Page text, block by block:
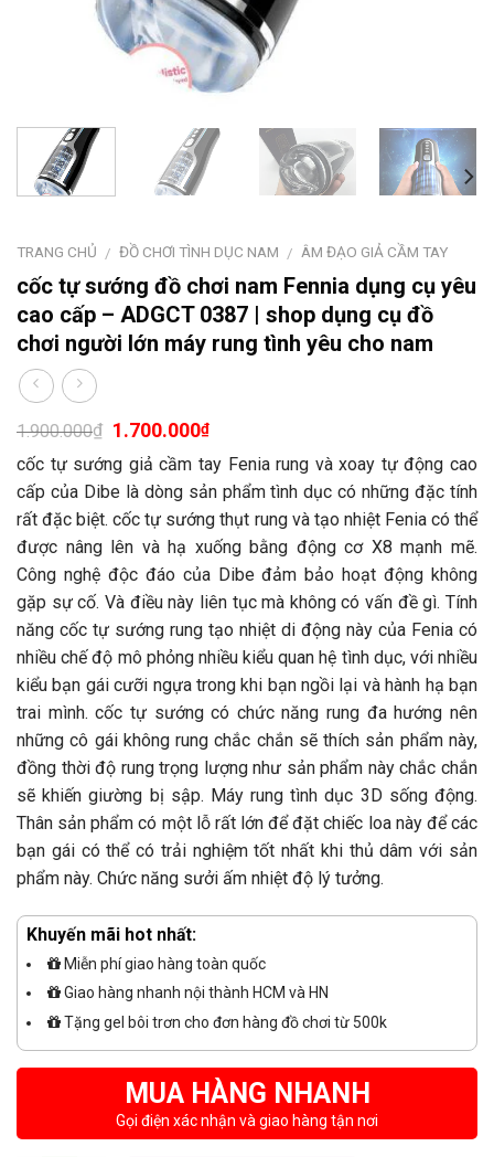
TRANG CHỦ / ĐỒ CHƠI TÌNH DỤC NAM / ÂM ĐẠO GIẢ CẦM TAY
cốc tự sướng đồ chơi nam Fennia dụng cụ yêu
cao cấp – ADGCT 0387 | shop dụng cụ đồ
chơi người lớn máy rung tình yêu cho nam
1.900.000₫ 1.700.000₫
cốc tự sướng giả cầm tay Fenia rung và xoay tự động cao
cấp của Dibe là dòng sản phẩm tình dục có những đặc tính
rất đặc biệt. cốc tự sướng thụt rung và tạo nhiệt Fenia có thể
được nâng lên và hạ xuống bằng động cơ X8 mạnh mẽ.
Công nghệ độc đáo của Dibe đảm bảo hoạt động không
gặp sự cố. Và điều này liên tục mà không có vấn đề gì. Tính
năng cốc tự sướng rung tạo nhiệt di động này của Fenia có
nhiều chế độ mô phỏng nhiều kiểu quan hệ tình dục, với nhiều
kiểu bạn gái cưỡi ngựa trong khi bạn ngồi lại và hành hạ bạn
trai mình. cốc tự sướng có chức năng rung đa hướng nên
những cô gái không rung chắc chắn sẽ thích sản phẩm này,
đồng thời độ rung trọng lượng như sản phẩm này chắc chắn
sẽ khiến giường bị sập. Máy rung tình dục 3D sống động.
Thân sản phẩm có một lỗ rất lớn để đặt chiếc loa này để các
bạn gái có thể có trải nghiệm tốt nhất khi thủ dâm với sản
phẩm này. Chức năng sưởi ấm nhiệt độ lý tưởng.
Khuyến mãi hot nhất:
Miễn phí giao hàng toàn quốc
Giao hàng nhanh nội thành HCM và HN
Tặng gel bôi trơn cho đơn hàng đồ chơi từ 500k
MUA HÀNG NHANH
Gọi điện xác nhận và giao hàng tận nơi